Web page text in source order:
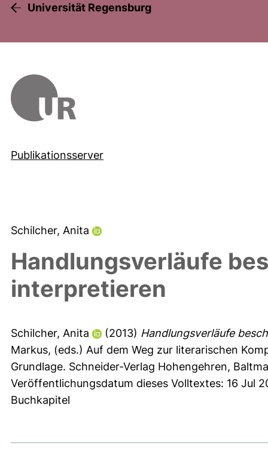
Universität Regensburg
Publikationsserver
Schilcher, Anita
Handlungsverläufe
interpretieren
Schilcher, Anita (2013) Handlungsverläufe
Markus, (eds.) Auf dem Weg zur literarischen
Grundlage. Schneider-Verlag Hohengehren,
Veröffentlichungsdatum dieses Volltextes: 16 Jul
Buchkapitel